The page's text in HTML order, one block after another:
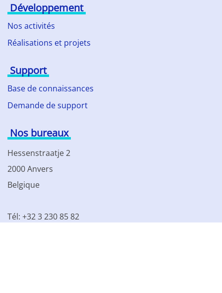
Développement
Nos activités
Réalisations et projets
Support
Base de connaissances
Demande de support
Nos bureaux
Hessenstraatje 2
2000 Anvers
Belgique
Tél: +32 3 230 85 82